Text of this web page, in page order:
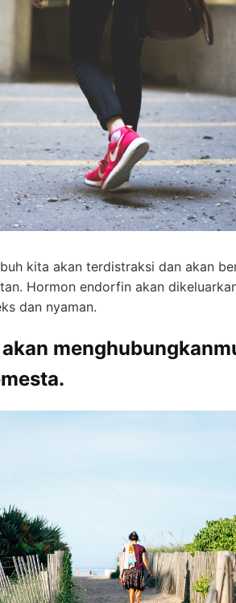
kita akan terdistraksi dan akan
Hormon endorfin akan
dan nyaman.